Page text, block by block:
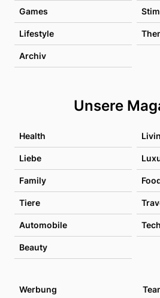
Games
Lifestyle
Archiv
Unsere
Health
Liebe
Family
Tiere
Automobile
Beauty
Werbung